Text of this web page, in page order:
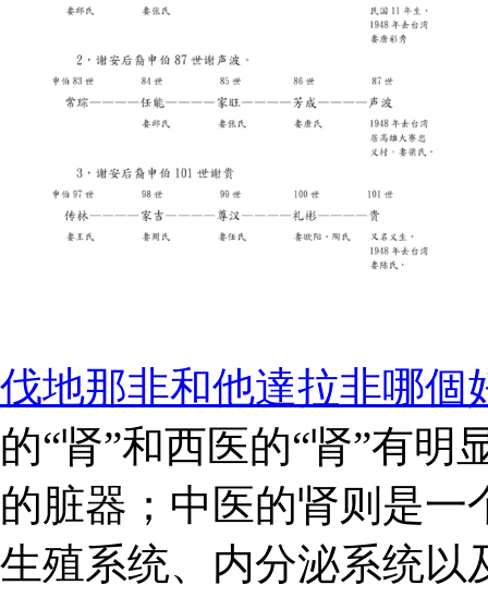
伐地那非和他達拉非哪個
的“肾”和西医的“肾”有
的脏器；中医的肾则是
生殖系统、内分泌系统以